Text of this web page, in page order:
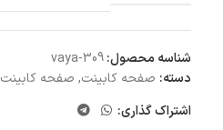
شناسه محصول:vaya-309
دسته: صفحه کابینت, صفحه کابینت MDF
اشتراک گذاری: